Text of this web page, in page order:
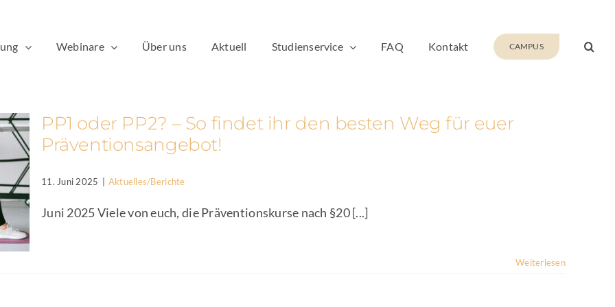
Webinare Über uns Aktuell Studienservice FAQ Kontakt CAMPUS
PP1 oder PP2? – So findet ihr den besten Weg für euer
Präventionsangebot!
11. Juni 2025 | Aktuelles/Berichte
Juni 2025 Viele von euch, die Präventionskurse nach §20 [...]
Weiterlesen